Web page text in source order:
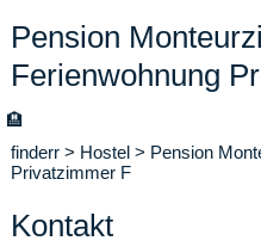
Pension
Ferienwohnung
🏨
finderr > Hostel > Pension
Privatzimmer F
Kontakt